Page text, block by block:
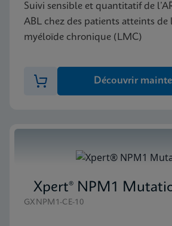
Suivi sensible et quantitatif de
ABL chez des patients atteints de
myéloïde chronique (LMC)
Découvrir
Xpert® NPM1
GXNPM1-CE-10